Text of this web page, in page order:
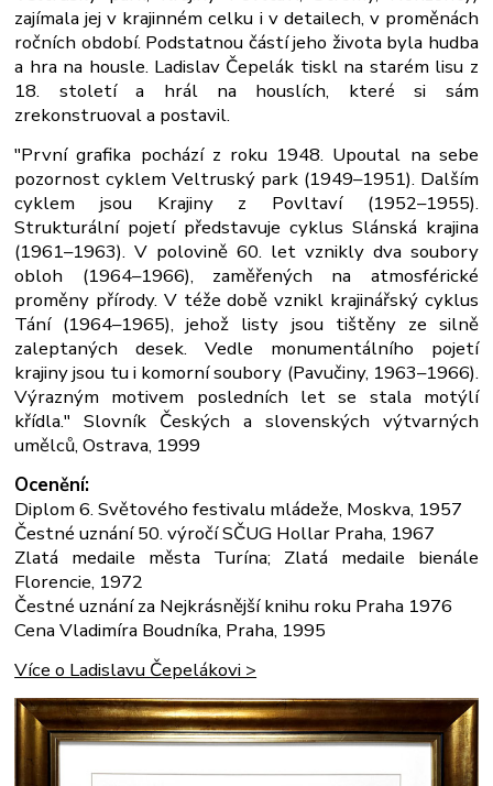
zajímala jej v krajinném celku i v detailech, v proměnách
ročních období. Podstatnou částí jeho života byla hudba
a hra na housle. Ladislav Čepelák tiskl na starém lisu z
18. století a hrál na houslích, které si sám
zrekonstruoval a postavil.
"První grafika pochází z roku 1948. Upoutal na sebe
pozornost cyklem Veltruský park (1949–1951). Dalším
cyklem jsou Krajiny z Povltaví (1952–1955).
Strukturální pojetí představuje cyklus Slánská krajina
(1961–1963). V polovině 60. let vznikly dva soubory
obloh (1964–1966), zaměřených na atmosférické
proměny přírody. V téže době vznikl krajinářský cyklus
Tání (1964–1965), jehož listy jsou tištěny ze silně
zaleptaných desek. Vedle monumentálního pojetí
krajiny jsou tu i komorní soubory (Pavučiny, 1963–1966).
Výrazným motivem posledních let se stala motýlí
křídla." Slovník Českých a slovenských výtvarných
umělců, Ostrava, 1999
Ocenění:
Diplom 6. Světového festivalu mládeže, Moskva, 1957
Čestné uznání 50. výročí SČUG Hollar Praha, 1967
Zlatá medaile města Turína; Zlatá medaile bienále
Florencie, 1972
Čestné uznání za Nejkrásnější knihu roku Praha 1976
Cena Vladimíra Boudníka, Praha, 1995
Více o Ladislavu Čepelákovi >